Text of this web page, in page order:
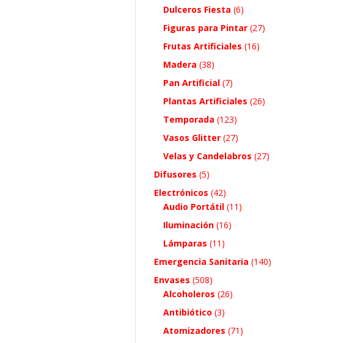
Dulceros Fiesta (6)
Figuras para Pintar (27)
Frutas Artificiales (16)
Madera (38)
Pan Artificial (7)
Plantas Artificiales (26)
Temporada (123)
Vasos Glitter (27)
Velas y Candelabros (27)
Difusores (5)
Electrónicos (42)
Audio Portátil (11)
Iluminación (16)
Lámparas (11)
Emergencia Sanitaria (140)
Envases (508)
Alcoholeros (26)
Antibiótico (3)
Atomizadores (71)